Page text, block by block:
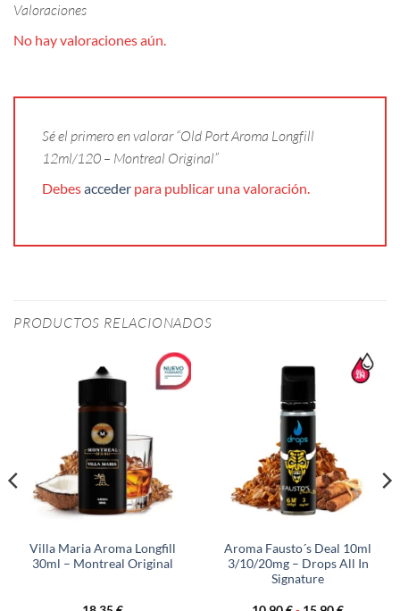
Valoraciones
No hay valoraciones aún.
Sé el primero en valorar “Old Port Aroma Longfill
12ml/120 – Montreal Original”
Debesacceder para publicar una valoración.
PRODUCTOS RELACIONADOS
Villa Maria Aroma Longfill
30ml – Montreal Original
Aroma Fausto´s Deal 10ml
3/10/20mg – Drops All In
Signature